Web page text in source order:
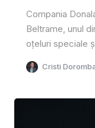
Compania
Beltrame, unul
oțeluri speciale
Cristi